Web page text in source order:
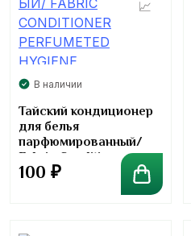
В наличии
Тайский кондиционер
для белья
парфюмированный/
Fabric Conditioner
Perfumeted Hygiene
100 ₽